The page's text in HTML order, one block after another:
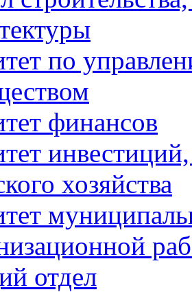
по
финансов
хозяйства
отдел